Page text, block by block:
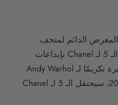
عام 1959، دخلت قارورة الـ 5 المعرض الدائم لمتحف
MOMA في نيويورك. سيُكسى الـ 5 لـ Chanel بإبداعات
فنانين، من بينها السلسلة الشهيرة تكريمًا لـ Andy Warhol
عام 1985. العام المقبل في 2021، سيحتفل الـ 5 لـ Chanel